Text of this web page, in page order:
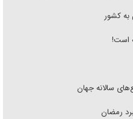
است!
سالانه جهان
رمضان